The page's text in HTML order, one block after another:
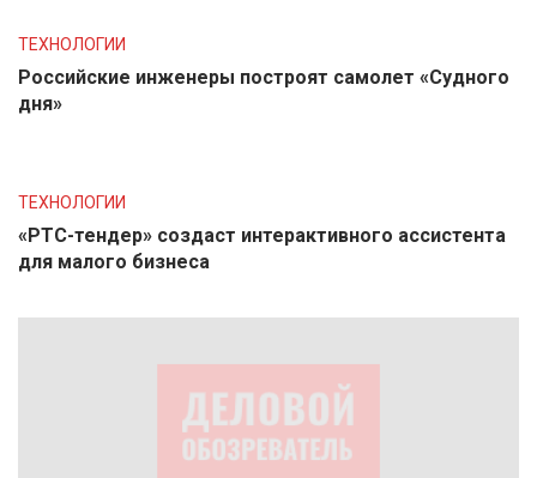
ТЕХНОЛОГИИ
Российские инженеры построят самолет «Судного
дня»
ТЕХНОЛОГИИ
«РТС-тендер» создаст интерактивного ассистента
для малого бизнеса